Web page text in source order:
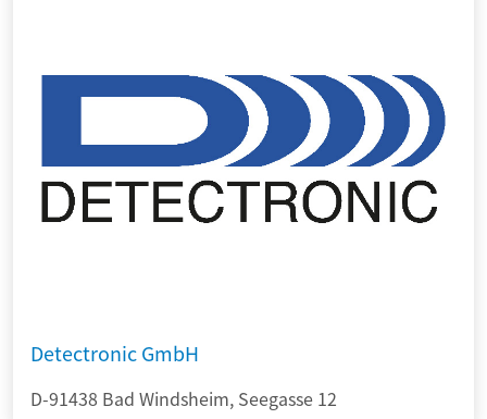
Detectronic GmbH
D-91438 Bad Windsheim, Seegasse 12